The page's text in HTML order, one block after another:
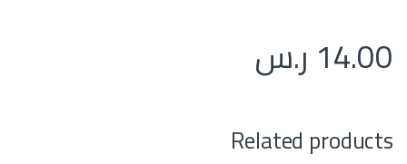
14.00 ر.س
Related products